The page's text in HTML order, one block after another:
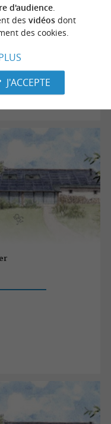
d'audience.
des vidéosdont
des cookies.
J'ACCEPTE